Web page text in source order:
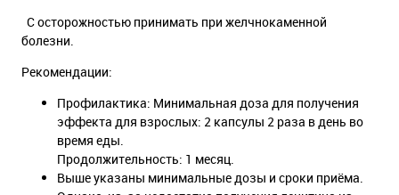
С осторожностью принимать при желчнокаменной
болезни.
Рекомендации:
Профилактика: Минимальная доза для получения
эффекта для взрослых: 2 капсулы 2 раза в день во
время еды.
Продолжительность: 1 месяц.
Выше указаны минимальные дозы и сроки приёма.